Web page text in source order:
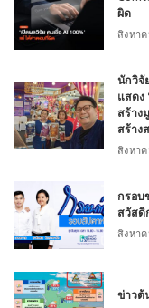
ผิด
สิงหา
นักวิจั
แสดง
สร้าง
สร้าง
สิงหา
กรอบ
สวัสดิ
สิงหา
ข่าวต้